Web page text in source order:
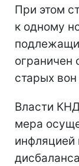
При этом
к одному
ограничен
старых
Власти
мера
инфляцией